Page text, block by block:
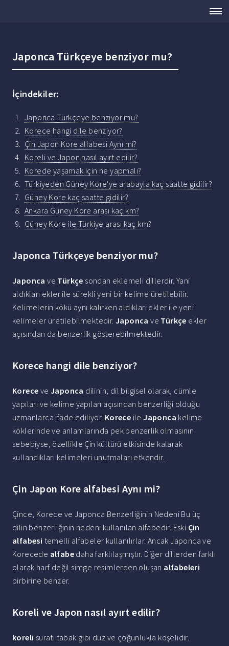
Japonca Türkçeye benziyor mu?
İçindekiler:
Japonca Türkçeye benziyor mu?
Korece hangi dile benziyor?
Çin Japon Kore alfabesi Aynı mi?
Koreli ve Japon nasıl ayırt edilir?
Korede yaşamak için ne yapmalı?
Türkiyeden Güney Kore'ye arabayla kaç saatte gidilir?
Güney Kore kaç saatte gidilir?
Ankara Güney Kore arası kaç km?
Güney Kore ile Türkiye arası kaç km?
Japonca Türkçeye benziyor mu?
Japonca ve Türkçe sondan eklemeli dillerdir. Yani
aldıkları ekler ile sürekli yeni bir kelime üretilebilir.
Kelimelerin kökü aynı kalırken aldıkları ekler ile yeni
kelimeler üretilebilmektedir. Japonca ve Türkçe ekler
açısından da benzerlik gösterebilmektedir.
Korece hangi dile benziyor?
Korece veJaponca dilinin; dil bilgisel olarak, cümle
yapıları ve kelime yapıları açısından benzerliği olduğu
uzmanlarca ifade ediliyor. Korece ileJaponca kelime
köklerinde ve anlamlarında pek benzerlik olmasının
sebebiyse, özellikle Çin kültürü etkisinde kalarak
kullandıkları kelimeleri unutmaları etkendir.
Çin Japon Kore alfabesi Aynı mi?
Çince, Korece ve Japonca Benzerliğinin Nedeni Bu üç
dilin benzerliğinin nedeni kullanılan alfabedir. Eski Çin
alfabesi temelli alfabeler kullanılırlar. Ancak Japonca ve
Korecede alfabe daha farklılaşmıştır. Diğer dillerden farklı
olarak harf değil simge resimlerden oluşan alfabeleri
birbirine benzer.
Koreli ve Japon nasıl ayırt edilir?
koreli suratı tabak gibi düz ve çoğunlukla köşelidir.